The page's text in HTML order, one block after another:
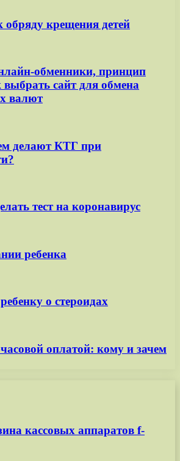
обряду крещения детей
обменники, принцип
сайт для обмена
валют
делают КТГ при
тест на коронавирус
ребенка
о стероидах
оплатой: кому и зачем
кассовых аппаратов f-